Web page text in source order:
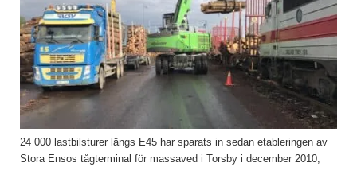
24 000 lastbilsturer längs E45 har sparats in sedan etableringen av
Stora Ensos tågterminal för massaved i Torsby i december 2010,